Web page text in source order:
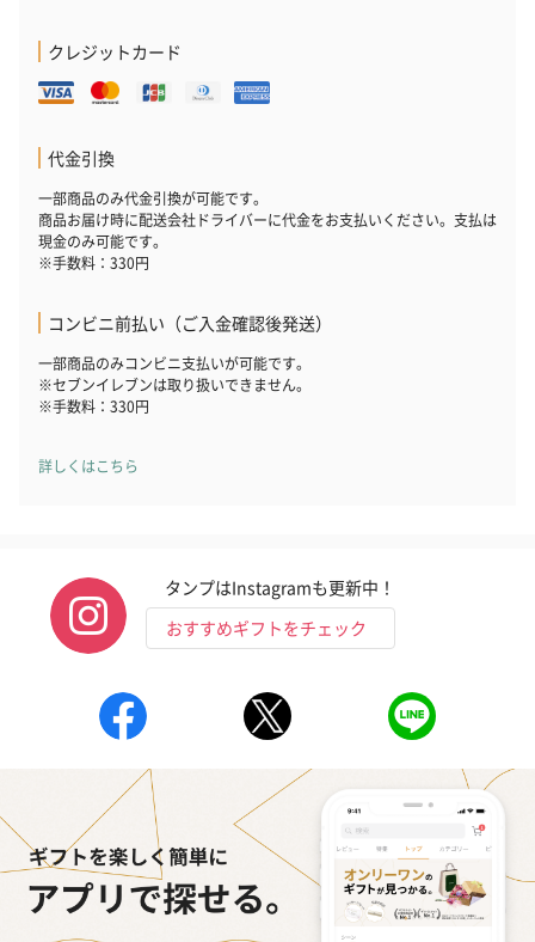
いぶりがっことチーズ
ごろっとうまみ チーズ
クレジットカード
代金引換
一部商品のみ代金引換が可能です。
商品お届け時に配送会社ドライバーに代金をお支払いください。支払は
現金のみ可能です。
※手数料：330円
コンビニ前払い（ご入金確認後発送）
一部商品のみコンビニ支払いが可能です。
※セブンイレブンは取り扱いできません。
※手数料：330円
詳しくはこちら
タンプはInstagramも更新中！
おすすめギフトをチェック